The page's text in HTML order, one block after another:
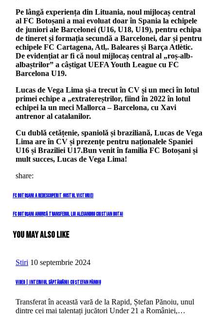
Pe lângă experiența din Lituania, noul mijlocaș central
al FC Botoșani a mai evoluat doar în Spania la echipele
de juniori ale Barcelonei (U16, U18, U19), pentru echipa
de tineret și formația secundă a Barcelonei, dar și pentru
echipele FC Cartagena, Atl,. Baleares și Barça Atlètic.
De evidențiat ar fi că noul mijlocaș central al „roș-alb-
albaștrilor” a câștigat UEFA Youth League cu FC
Barcelona U19.
Lucas de Vega Lima și-a trecut în CV și un meci în lotul
primei echipe a „extratereștrilor, fiind în 2022 în lotul
echipei la un meci Mallorca – Barcelona, cu Xavi
antrenor al catalanilor.
Cu dublă cetățenie, spaniolă și braziliană, Lucas de Vega
Lima are în CV și prezențe pentru naționalele Spaniei
U16 și Braziliei U17.Bun venit în familia FC Botoșani și
mult succes, Lucas de Vega Lima!
share:
Navigare
în
Previous
FC Botoșani a redescoperit gustul victoriei
Next
FC Botoșani anunță transferul lui Alexandru Cristian Bota!
You May Also Like
Stiri 10 septembrie 2024
VIDEO | Interviul săptămânii cu Ștefan Pănoiu
Transferat în această vară de la Rapid, Ștefan Pănoiu, unul
dintre cei mai talentați jucători Under 21 a României,…